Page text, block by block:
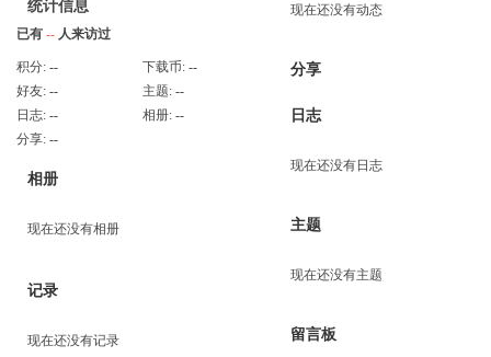
统计信息
已有 -- 人来访过
积分: -- 下载币: --
好友: -- 主题: --
日志: -- 相册: --
分享: --
相册
现在还没有相册
记录
现在还没有记录
现在还没有动态
分享
日志
现在还没有日志
主题
现在还没有主题
留言板